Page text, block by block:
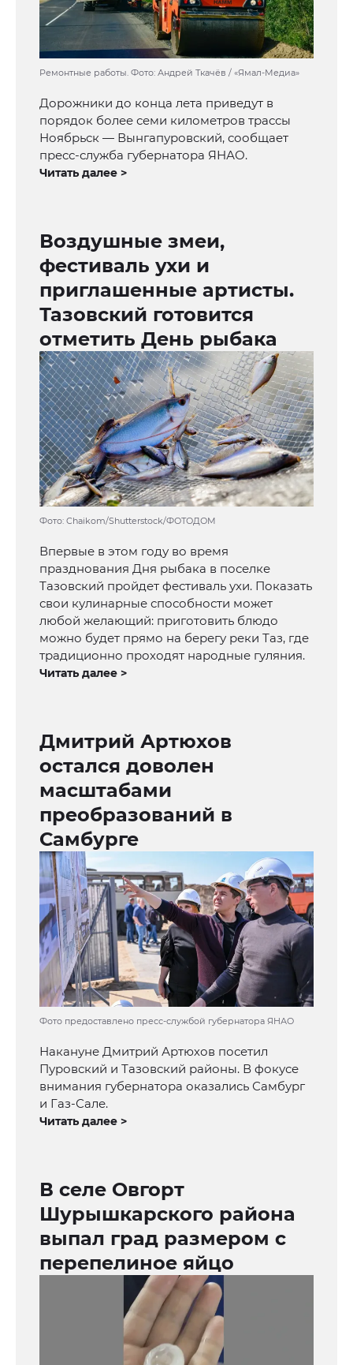
Ремонтные работы. Фото: Андрей Ткачёв / «Ямал-Медиа»
Дорожники до конца лета приведут в
порядок более семи километров трассы
Ноябрьск — Вынгапуровский, сообщает
пресс-служба губернатора ЯНАО.
Читать далее >
Воздушные змеи,
фестиваль ухи и
приглашенные артисты.
Тазовский готовится
отметить День рыбака
Фото: Chaikom/Shutterstock/ФОТОДОМ
Впервые в этом году во время
празднования Дня рыбака в поселке
Тазовский пройдет фестиваль ухи. Показать
свои кулинарные способности может
любой желающий: приготовить блюдо
можно будет прямо на берегу реки Таз, где
традиционно проходят народные гуляния.
Читать далее >
Дмитрий Артюхов
остался доволен
масштабами
преобразований в
Самбурге
Фото предоставлено пресс-службой губернатора ЯНАО
Накануне Дмитрий Артюхов посетил
Пуровский и Тазовский районы. В фокусе
внимания губернатора оказались Самбург
и Газ-Сале.
Читать далее >
В селе Овгорт
Шурышкарского района
выпал град размером с
перепелиное яйцо